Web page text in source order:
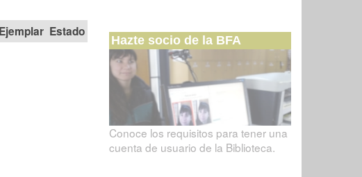
Estado
Hazte socio de la BFA
Conoce los requisitos para tener una
cuenta de usuario de la Biblioteca.